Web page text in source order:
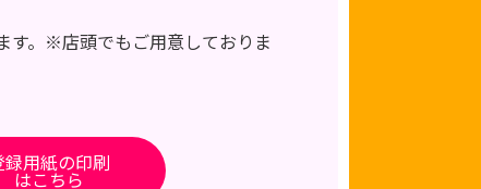
す。※店頭でもご用意しておりま
録用紙の印刷
はこちら